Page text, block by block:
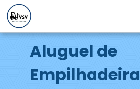
Aluguel de
Empilhadeira